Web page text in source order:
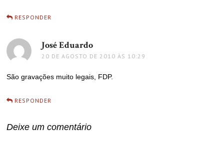
RESPONDER
José Eduardo
20 DE AGOSTO DE 2010 ÀS 10:29
São gravações muito legais, FDP.
RESPONDER
Deixe um comentário